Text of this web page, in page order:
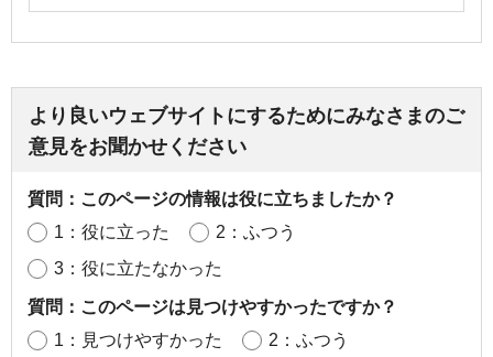
より良いウェブサイトにするためにみなさまのご
意見をお聞かせください
質問：このページの情報は役に立ちましたか？
1：役に立った
2：ふつう
3：役に立たなかった
質問：このページは見つけやすかったですか？
1：見つけやすかった
2：ふつう